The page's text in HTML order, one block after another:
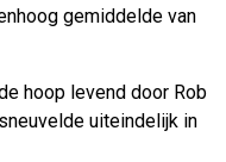
gemiddelde van
hoop levend door Rob
uiteindelijk in